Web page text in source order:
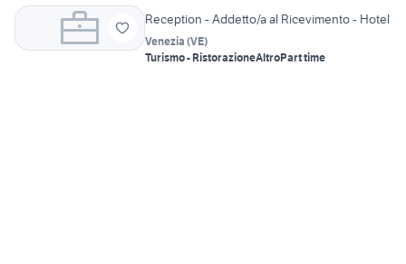
Reception - Addetto/a al Ricevimento - Hotel
Venezia (VE)
Turismo - RistorazioneAltroPart time